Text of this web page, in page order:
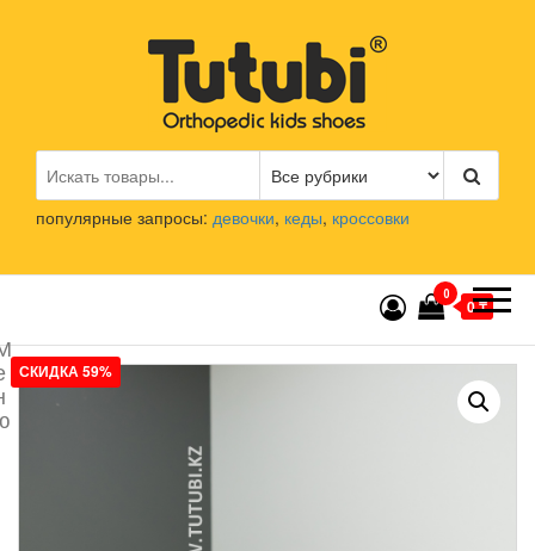
Tutubi.kz
Детская и подростковая
ортопедическая обувь
популярные запросы: девочки, кеды, кроссовки
0
0 ₸
СКИДКА 59%